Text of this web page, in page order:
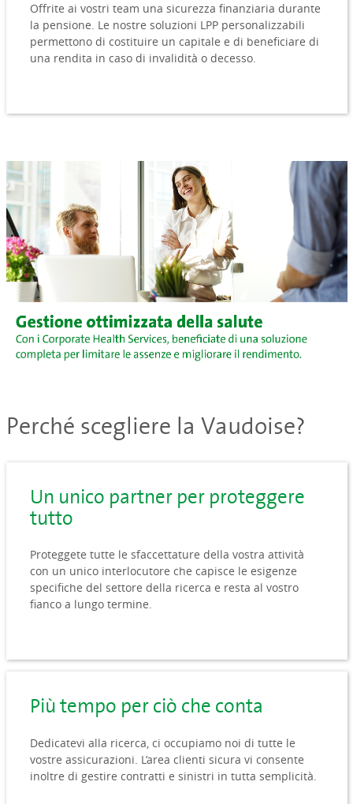
Offrite ai vostri team una sicurezza finanziaria durante
la pensione. Le nostre soluzioni LPP personalizzabili
permettono di costituire un capitale e di beneficiare di
una rendita in caso di invalidità o decesso.
Perché scegliere la Vaudoise?
Un unico partner per proteggere
tutto
Proteggete tutte le sfaccettature della vostra attività
con un unico interlocutore che capisce le esigenze
specifiche del settore della ricerca e resta al vostro
fianco a lungo termine.
Più tempo per ciò che conta
Dedicatevi alla ricerca, ci occupiamo noi di tutte le
vostre assicurazioni. L’area clienti sicura vi consente
inoltre di gestire contratti e sinistri in tutta semplicità.